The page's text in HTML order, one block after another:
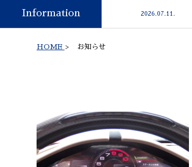
Information 2026.07.11.
HOME > お知らせ